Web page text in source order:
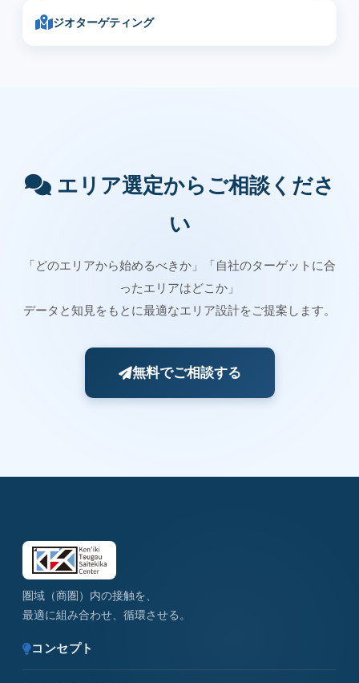
ジオターゲティング
エリア選定からご相談くださ
い
「どのエリアから始めるべきか」「自社のターゲットに合
ったエリアはどこか」
データと知見をもとに最適なエリア設計をご提案します。
無料でご相談する
圏域（商圏）内の接触を、
最適に組み合わせ、循環させる。
コンセプト